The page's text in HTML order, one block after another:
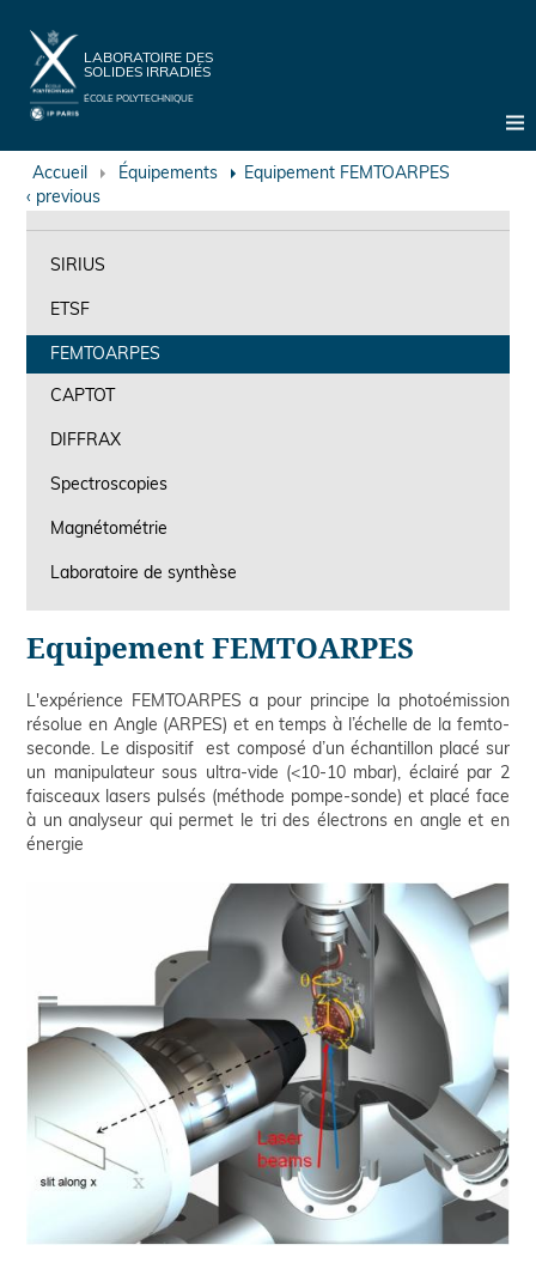
contenu
principal
LABORATOIRE DES
SOLIDES IRRADIÉS
ÉCOLE POLYTECHNIQUE
Accueil Équipements
Equipement FEMTOARPES
‹ previous
SIRIUS
ETSF
FEMTOARPES
CAPTOT
DIFFRAX
Spectroscopies
Magnétométrie
Laboratoire de synthèse
Equipement FEMTOARPES
L'expérience FEMTOARPES a pour principe la photoémission
résolue en Angle (ARPES) et en temps à l’échelle de la femto-
seconde. Le dispositif est composé d’un échantillon placé sur
un manipulateur sous ultra-vide (<10-10 mbar), éclairé par 2
faisceaux lasers pulsés (méthode pompe-sonde) et placé face
à un analyseur qui permet le tri des électrons en angle et en
énergie